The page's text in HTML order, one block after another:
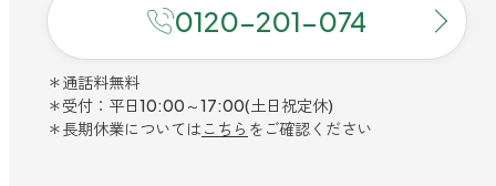
0120-201-074
＊通話料無料
＊受付：平日10:00～17:00(土日祝定休)
＊長期休業については こちら をご確認ください